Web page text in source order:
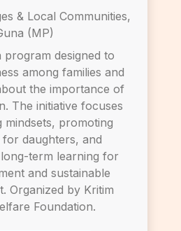
& Local Communities,
(MP)
designed to
among families and
the importance of
The initiative focuses
mindsets, promoting
daughters, and
term learning for
and sustainable
Organized by Kritim
Foundation.